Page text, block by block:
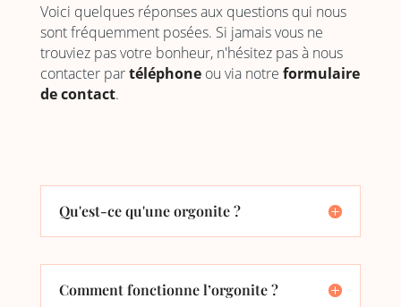
Voici quelques réponses aux questions qui nous
sont fréquemment posées. Si jamais vous ne
trouviez pas votre bonheur, n'hésitez pas à nous
contacter partéléphoneou via notre formulaire
de contact.
Qu'est-ce qu'une orgonite ?
Comment fonctionne l’orgonite ?